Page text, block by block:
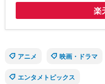
楽
アニメ
映画・ドラマ
エンタメトピックス